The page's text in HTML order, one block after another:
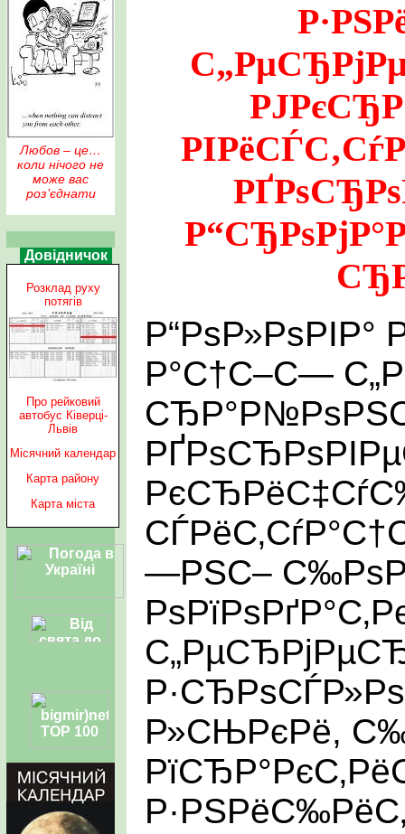
Любов – це…
коли нічого не
може вас
роз’єднати
Довідничок
Розклад руху
потягів
Про рейковий
автобус Ківерці-
Львів
Місячний календар
Карта району
Карта міста
Р“РѕР»РѕРІР°
Р°С†С–С—
—РЅС–
Р»СЊРєРё,